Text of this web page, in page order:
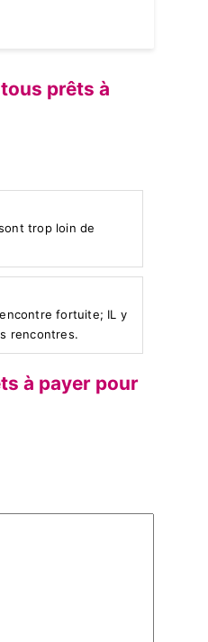
prêts à
trop loin de
fortuite; IL y
rencontres.
à payer pour